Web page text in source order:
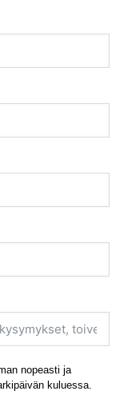
nopeasti ja
kuluessa.